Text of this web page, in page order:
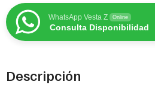
WhatsApp Vesta Z Online
Consulta Disponibilidad
Descripción